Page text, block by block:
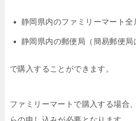
静岡県内のファミリーマート全
静岡県内の郵便局（簡易郵便局
で購入することができます。
ファミリーマートで購入する場合